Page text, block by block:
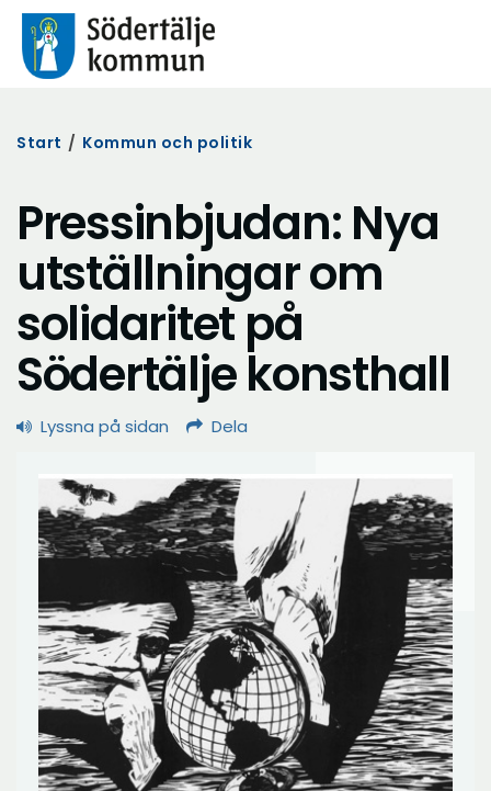
Start / Kommun och politik
Pressinbjudan: Nya
utställningar om
solidaritet på
Södertälje konsthall
Lyssna på sidan Dela